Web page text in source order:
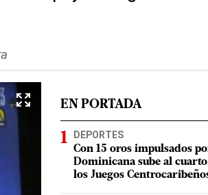
EN PORTADA
DEPORTES
Con 15 oros impulsados
Dominicana sube al
los Juegos